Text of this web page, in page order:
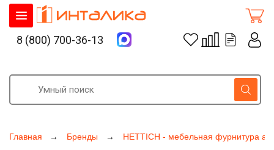
Главная Бренды HETTICH - мебельная фурнитура
8 (800) 700-36-13